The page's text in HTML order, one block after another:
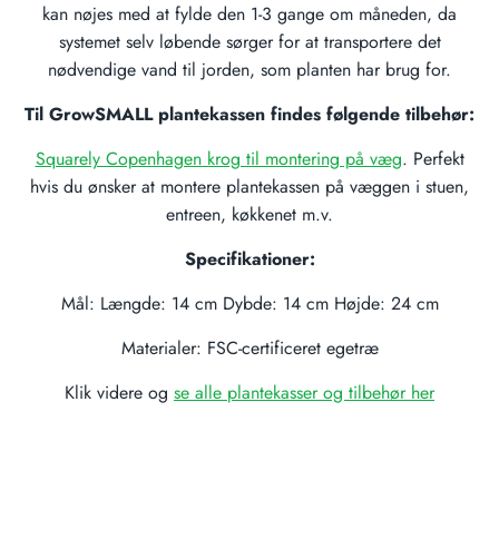
kan nøjes med at fylde den 1-3 gange om måneden, da
systemet selv løbende sørger for at transportere det
nødvendige vand til jorden, som planten har brug for.
Til GrowSMALL plantekassen findes følgende tilbehør:
Squarely Copenhagen krog til montering på væg. Perfekt
hvis du ønsker at montere plantekassen på væggen i stuen,
entreen, køkkenet m.v.
Specifikationer:
Mål: Længde: 14 cm Dybde: 14 cm Højde: 24 cm
Materialer: FSC-certificeret egetræ
Klik videre og se alle plantekasser og tilbehør her